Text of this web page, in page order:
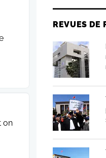
on
REVUES DE